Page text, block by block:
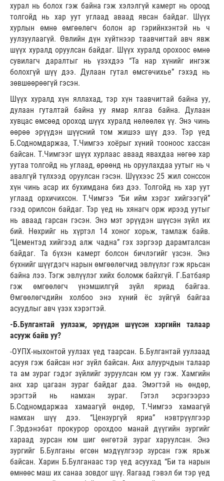
хурал нь болох гэж байна гэж хэлэлгүй камерт нь ороод
толгойд нь хар уут углаад аваад явсан байдаг. Шүүх
хурлын өмнө өмгөөлөгч болон ар гэрийнхэнтэй нь ч
уулзуулаагүй. Өвлийн дүн хүйтнээр таавчигтай авч явж
шүүх хуралд оруулсан байдаг. Шүүх хуралд орохоос өмнө
сувилагч даралтыг нь үзэхдээ “Та нар хүнийг ингэж
болохгүй шүү дээ. Дулаан гутал өмсгөчихье” гэхэд нь
зөвшөөрөөгүй гэсэн.
Шүүх хуралд хүн яллахад, тэр хүн таавчигтай байна уу,
дулаан гуталтай байна уу ямар ялгаа байна. Дулаан
хувцас өмсөөд ороход шүүх хуралд нөлөөлөх үү. Энэ чинь
өөрөө эрүүдэн шүүсний том жишээ шүү дээ. Тэр үед
Б.Содномдаржаа, Т.Чимгээ хоёрыг хүний тооноос хассан
байсан. Т.Чимгээг шүүх хурлаас аваад явахдаа нөгөө хар
уутаа толгойд нь углаад, өрөөнд нь оруулахдаа уутыг нь ч
авалгүй түлхээд оруулсан гэсэн. Шүүхээс 25 жил сонссон
хүн чинь асар их бухимдана биз дээ. Толгойд нь хар уут
углаад орхичихсон. Т.Чимгээ “Би ийм хэрэг хийгээгүй”
гээд орилсон байдаг. Тэр үед нь хянагч орж ирээд уутыг
нь аваад гарсан гэсэн. Энэ мэт эрүүдэн шүүсэн зүйл их
бий. Нөхрийг нь хүртэл 14 хоног хорьж, тамлаж байв.
“Цементэд хийгээд алж чадна” гэх зэргээр дарамталсан
байдаг. Та бүхэн камерт болсон бичлэгийг үзсэн. Энэ
бүхнийг шүүгдэгч нарын өмгөөлөгчид эвлүүлэг гэж ярьсан
байна лээ. Тэгж эвлүүлэг хийх боломж байхгүй. Г.Батбаяр
гэж өмгөөлөгч үнэмшилгүй зүйл яриад байгаа.
Өмгөөлөгчдийн холбоо энэ хүний ёс зүйгүй байгаа
асуудлыг авч үзэх хэрэгтэй.
-Б.Булгантай уулзаж, эрүүдэн шүүсэн хэргийн талаар
асууж байв уу?
-ОУПХ-ныхонтой уулзах үед таарсан. Б.Булгантай уулзаад
асууя гэж байсан нэг зүйл байсан. Анх алуурчдын талаар
та ам зураг гэдэг зүйлийг зуруулсан юм уу гэж. Хамгийн
анх хар цагаан зураг байдаг даа. Эмэгтэй нь өндөр,
эрэгтэй нь намхан зураг. Гэтэл эсрэгээрээ
Б.Содномдаржаа хамаагүй өндөр, Т.Чимгээ хамаагүй
намхан шүү дээ. “Цензургүй яриа” нэвтрүүлгээр
Г.Эрдэнэбат прокурор орохдоо манай дүүгийн зургийг
хараад зурсан юм шиг өнгөтэй зураг харуулсан. Энэ
зургийг Б.Булганы өгсөн мэдүүлгээр зурсан гэж ярьж
байсан. Харин Б.Булганаас тэр үед асуухад “Би та нарын
өмнөөс маш их санаа зовдог шүү. Яагаад гэвэл би тэр үед